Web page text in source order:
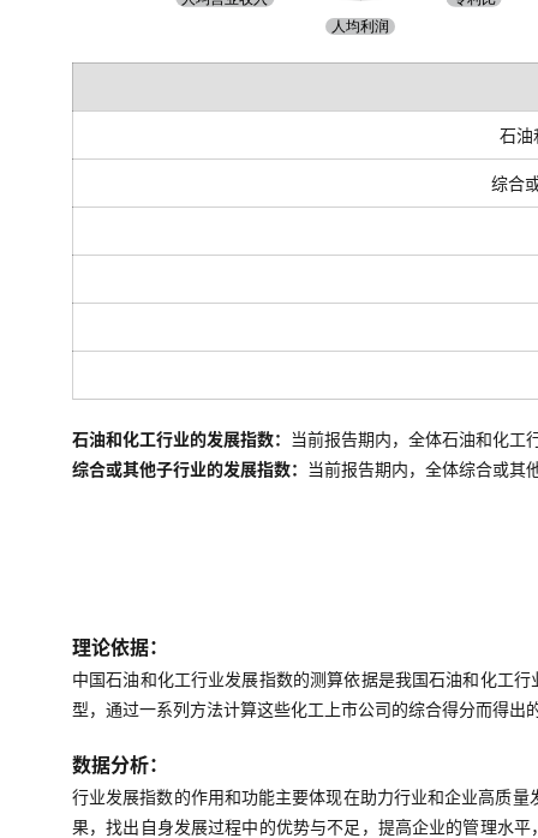
石油
综合
石油和化工行业的发展指数： 当前报告期内，全体石油和化工
综合或其他子行业的发展指数： 当前报告期内，全体综合或其
理论依据：
中国石油和化工行业发展指数的测算依据是我国石油和化工
型，通过一系列方法计算这些化工上市公司的综合得分而得
数据分析：
行业发展指数的作用和功能主要体现在助力行业和企业高质
果，找出自身发展过程中的优势与不足，提高企业的管理水